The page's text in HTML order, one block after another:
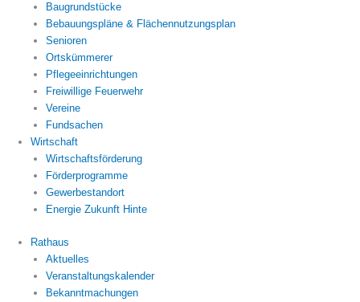
Baugrundstücke
Bebauungspläne & Flächennutzungsplan
Senioren
Ortskümmerer
Pflegeeinrichtungen
Freiwillige Feuerwehr
Vereine
Fundsachen
Wirtschaft
Wirtschaftsförderung
Förderprogramme
Gewerbestandort
Energie Zukunft Hinte
Rathaus
Aktuelles
Veranstaltungskalender
Bekanntmachungen